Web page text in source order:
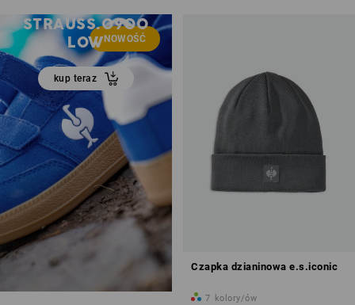
NOWOŚĆ
STRAUSS.0900
LOW
kup teraz
Czapka dzianinowa e.s.iconic
7 kolory/ów